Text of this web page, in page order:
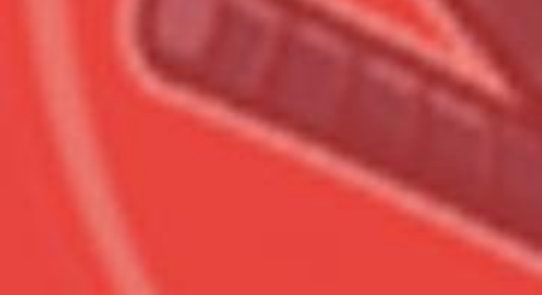
Сумма к оплате (без